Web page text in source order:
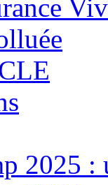
2025 :